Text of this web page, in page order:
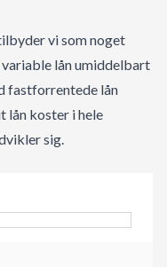
vi som noget
lån umiddelbart
fastforrentede lån
lån koster i hele
sig.